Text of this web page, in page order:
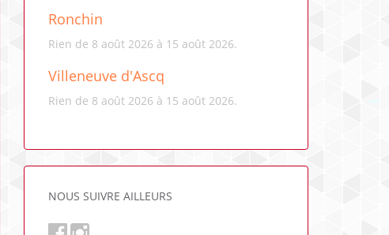
Ronchin
Rien de 8 août 2026 à 15 août 2026.
Villeneuve d'Ascq
Rien de 8 août 2026 à 15 août 2026.
NOUS SUIVRE AILLEURS